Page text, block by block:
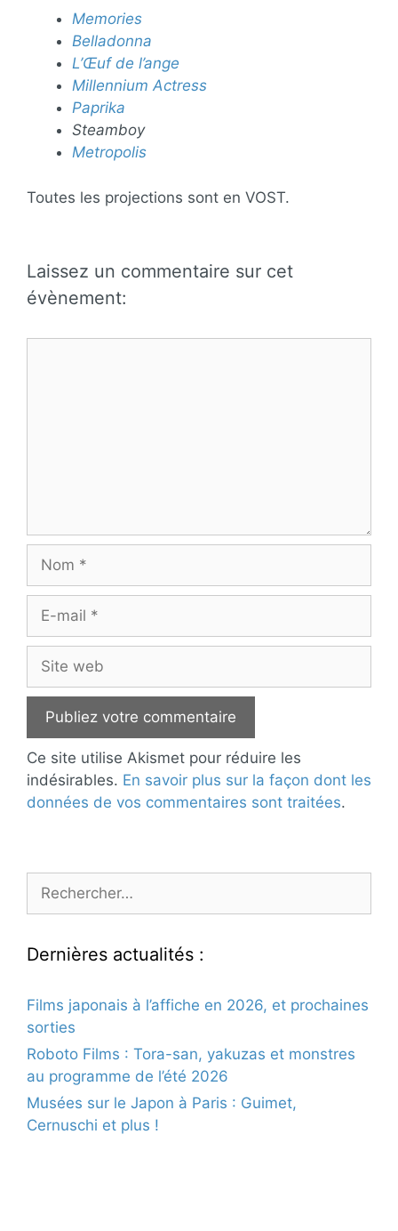
Memories
Belladonna
L’Œuf de l’ange
Millennium Actress
Paprika
Steamboy
Metropolis
Toutes les projections sont en VOST.
Laissez un commentaire sur cet
évènement:
Nom
Site
web
Ce site utilise Akismet pour réduire les
indésirables. En savoir plus sur la façon dont les
données de vos commentaires sont traitées.
Dernières actualités :
Films japonais à l’affiche en 2026, et prochaines
sorties
Roboto Films : Tora-san, yakuzas et monstres
au programme de l’été 2026
Musées sur le Japon à Paris : Guimet,
Cernuschi et plus !